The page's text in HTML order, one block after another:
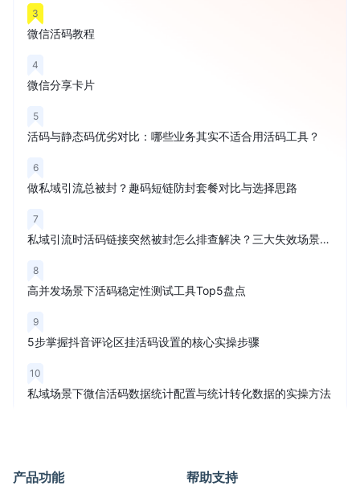
3
微信活码教程
4
微信分享卡片
5
活码与静态码优劣对比：哪些业务其实不适合用活码工具？
6
做私域引流总被封？趣码短链防封套餐对比与选择思路
7
私域引流时活码链接突然被封怎么排查解决？三大失效场景解析
8
高并发场景下活码稳定性测试工具Top5盘点
9
5步掌握抖音评论区挂活码设置的核心实操步骤
10
私域场景下微信活码数据统计配置与统计转化数据的实操方法
产品功能 帮助支持